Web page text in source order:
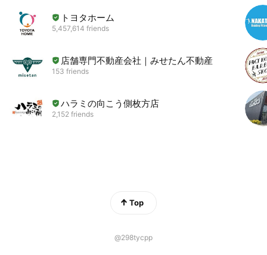
トヨタホーム
5,457,614 friends
店舗専門不動産会社｜みせたん不動産
153 friends
ハラミの向こう側枚方店
2,152 friends
Top
@298tycpp